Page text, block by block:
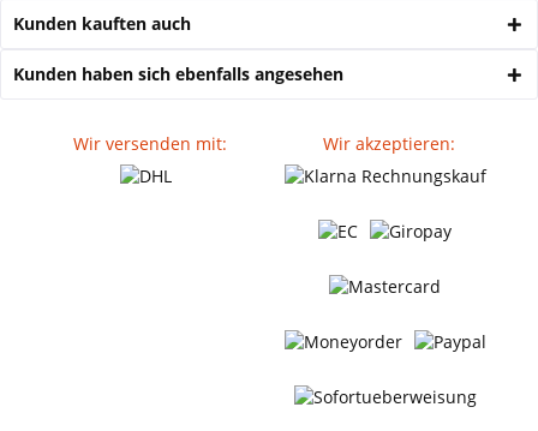
Kunden kauften auch
Kunden haben sich ebenfalls angesehen
Wir versenden mit: Wir akzeptieren: